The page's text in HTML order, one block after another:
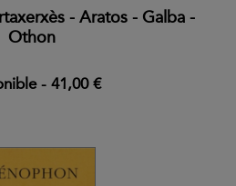
- Aratos - Galba -
Othon
- 41,00 €